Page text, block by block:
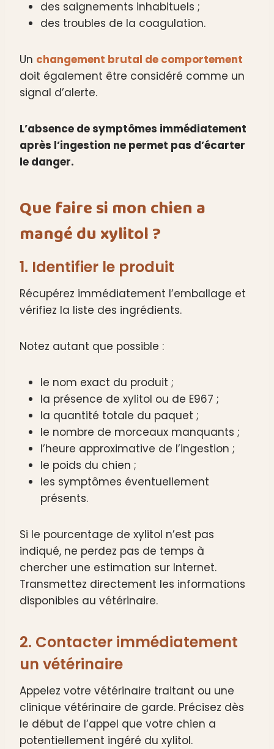
des saignements inhabituels ;
des troubles de la coagulation.
Un changement brutal de comportement
doit également être considéré comme un
signal d’alerte.
L’absence de symptômes immédiatement
après l’ingestion ne permet pas d’écarter
le danger.
Que faire si mon chien a
mangé du xylitol ?
1. Identifier le produit
Récupérez immédiatement l’emballage et
vérifiez la liste des ingrédients.
Notez autant que possible :
le nom exact du produit ;
la présence de xylitol ou de E967 ;
la quantité totale du paquet ;
le nombre de morceaux manquants ;
l’heure approximative de l’ingestion ;
le poids du chien ;
les symptômes éventuellement
présents.
Si le pourcentage de xylitol n’est pas
indiqué, ne perdez pas de temps à
chercher une estimation sur Internet.
Transmettez directement les informations
disponibles au vétérinaire.
2. Contacter immédiatement
un vétérinaire
Appelez votre vétérinaire traitant ou une
clinique vétérinaire de garde. Précisez dès
le début de l’appel que votre chien a
potentiellement ingéré du xylitol.